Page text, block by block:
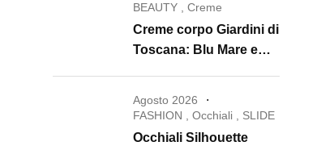
BEAUTY
Creme
Creme corpo Giardini di
Toscana: Blu Mare e
di lusso
Agosto 2026
FASHION
Occhiali SLIDE
Occhiali Silhouette